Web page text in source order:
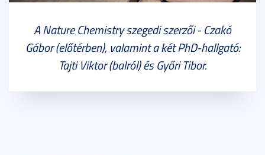
A Nature Chemistry szegedi szerzői - Czakó
Gábor (előtérben), valamint a két PhD-hallgató:
Tajti Viktor (balról) és Győri Tibor.